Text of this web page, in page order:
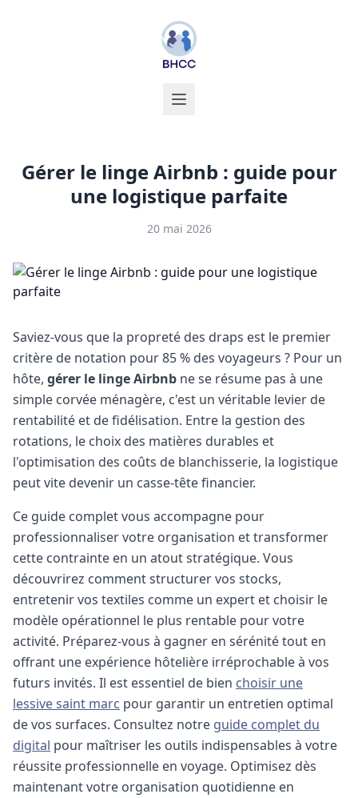
Gérer le linge Airbnb : guide pour
une logistique parfaite
20 mai 2026
Saviez-vous que la propreté des draps est le premier
critère de notation pour 85 % des voyageurs ? Pour un
hôte, gérer le linge Airbnb ne se résume pas à une
simple corvée ménagère, c'est un véritable levier de
rentabilité et de fidélisation. Entre la gestion des
rotations, le choix des matières durables et
l'optimisation des coûts de blanchisserie, la logistique
peut vite devenir un casse-tête financier.
Ce guide complet vous accompagne pour
professionnaliser votre organisation et transformer
cette contrainte en un atout stratégique. Vous
découvrirez comment structurer vos stocks,
entretenir vos textiles comme un expert et choisir le
modèle opérationnel le plus rentable pour votre
activité. Préparez-vous à gagner en sérénité tout en
offrant une expérience hôtelière irréprochable à vos
futurs invités. Il est essentiel de bien choisir une
lessive saint marc pour garantir un entretien optimal
de vos surfaces. Consultez notre guide complet du
digital pour maîtriser les outils indispensables à votre
réussite professionnelle en voyage. Optimisez dès
maintenant votre organisation quotidienne en